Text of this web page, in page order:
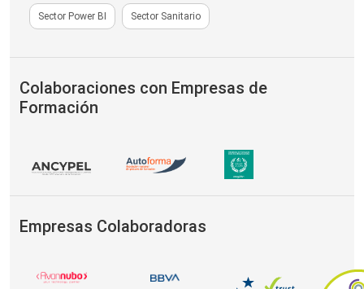
Sector Power BI Sector Sanitario
Colaboraciones con Empresas de
Formación
Empresas Colaboradoras